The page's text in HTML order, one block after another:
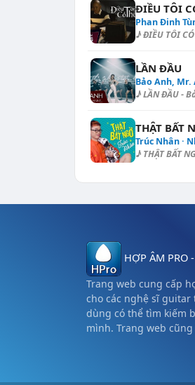
ĐIỀU TÔI
Phan Đinh
♪ ĐIỀU TÔI
LẦN ĐẦU
Bảo Anh, Mr.
♪ LẦN ĐẦU -
THẬT BẤT
Trúc Nhân ·
♪ THẬT BẤT
HỢP ÂM PRO
Trang web cung cấp
cho các nghệ sĩ
dùng có thể tìm kiếm
mình. Trang web